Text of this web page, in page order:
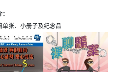
单张、小册子及纪念品